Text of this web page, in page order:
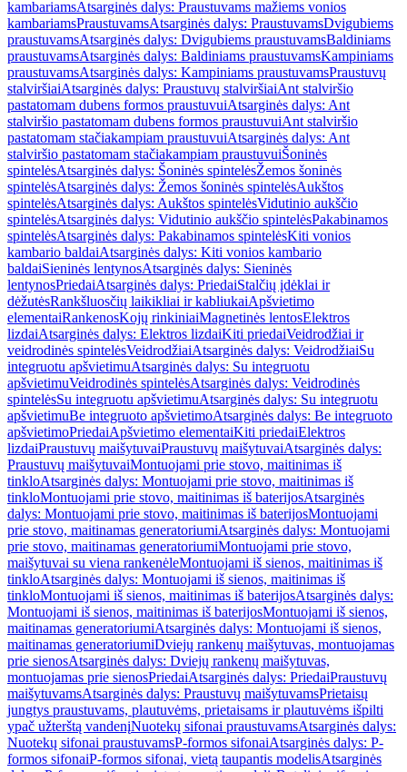
kambariamsAtsarginės dalys: Praustuvams mažiems vonios
kambariamsPraustuvamsAtsarginės dalys: PraustuvamsDvigubiems
praustuvamsAtsarginės dalys: Dvigubiems praustuvamsBaldiniams
praustuvamsAtsarginės dalys: Baldiniams praustuvamsKampiniams
praustuvamsAtsarginės dalys: Kampiniams praustuvamsPraustuvų
stalviršiaiAtsarginės dalys: Praustuvų stalviršiaiAnt stalviršio
pastatomam dubens formos praustuvuiAtsarginės dalys: Ant
stalviršio pastatomam dubens formos praustuvuiAnt stalviršio
pastatomam stačiakampiam praustuvuiAtsarginės dalys: Ant
stalviršio pastatomam stačiakampiam praustuvuiŠoninės
spintelėsAtsarginės dalys: Šoninės spintelėsŽemos šoninės
spintelėsAtsarginės dalys: Žemos šoninės spintelėsAukštos
spintelėsAtsarginės dalys: Aukštos spintelėsVidutinio aukščio
spintelėsAtsarginės dalys: Vidutinio aukščio spintelėsPakabinamos
spintelėsAtsarginės dalys: Pakabinamos spintelėsKiti vonios
kambario baldaiAtsarginės dalys: Kiti vonios kambario
baldaiSieninės lentynosAtsarginės dalys: Sieninės
lentynosPriedaiAtsarginės dalys: PriedaiStalčių įdėklai ir
dėžutėsRankšluosčių laikikliai ir kabliukaiApšvietimo
elementaiRankenosKojų rinkiniaiMagnetinės lentosElektros
lizdaiAtsarginės dalys: Elektros lizdaiKiti priedaiVeidrodžiai ir
veidrodinės spintelėsVeidrodžiaiAtsarginės dalys: VeidrodžiaiSu
integruotu apšvietimuAtsarginės dalys: Su integruotu
apšvietimuVeidrodinės spintelėsAtsarginės dalys: Veidrodinės
spintelėsSu integruotu apšvietimuAtsarginės dalys: Su integruotu
apšvietimuBe integruoto apšvietimoAtsarginės dalys: Be integruoto
apšvietimoPriedaiApšvietimo elementaiKiti priedaiElektros
lizdaiPraustuvų maišytuvaiPraustuvų maišytuvaiAtsarginės dalys:
Praustuvų maišytuvaiMontuojami prie stovo, maitinimas iš
tinkloAtsarginės dalys: Montuojami prie stovo, maitinimas iš
tinkloMontuojami prie stovo, maitinimas iš baterijosAtsarginės
dalys: Montuojami prie stovo, maitinimas iš baterijosMontuojami
prie stovo, maitinamas generatoriumiAtsarginės dalys: Montuojami
prie stovo, maitinamas generatoriumiMontuojami prie stovo,
maišytuvai su viena rankenėleMontuojami iš sienos, maitinimas iš
tinkloAtsarginės dalys: Montuojami iš sienos, maitinimas iš
tinkloMontuojami iš sienos, maitinimas iš baterijosAtsarginės dalys:
Montuojami iš sienos, maitinimas iš baterijosMontuojami iš sienos,
maitinamas generatoriumiAtsarginės dalys: Montuojami iš sienos,
maitinamas generatoriumiDviejų rankenų maišytuvas, montuojamas
prie sienosAtsarginės dalys: Dviejų rankenų maišytuvas,
montuojamas prie sienosPriedaiAtsarginės dalys: PriedaiPraustuvų
maišytuvamsAtsarginės dalys: Praustuvų maišytuvamsPrietaisų
jungtys praustuvams, plautuvėms, prietaisams ir plautuvėms išpilti
ypač užterštą vandenįNuotekų sifonai praustuvamsAtsarginės dalys:
Nuotekų sifonai praustuvamsP-formos sifonaiAtsarginės dalys: P-
formos sifonaiP-formos sifonai, vietą taupantis modelisAtsarginės